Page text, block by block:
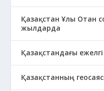
Қазақстан Ұлы Отан
жылдарда
Қазақстандағы
Қазақстанның